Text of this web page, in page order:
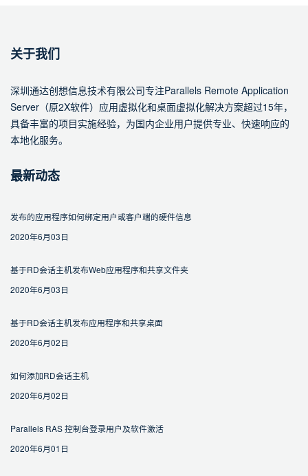
关于我们
深圳通达创想信息技术有限公司专注Parallels Remote Application
Server（原2X软件）应用虚拟化和桌面虚拟化解决方案超过15年，
具备丰富的项目实施经验，为国内企业用户提供专业、快速响应的
本地化服务。
最新动态
发布的应用程序如何绑定用户或客户端的硬件信息
2020年6月03日
基于RD会话主机发布Web应用程序和共享文件夹
2020年6月03日
基于RD会话主机发布应用程序和共享桌面
2020年6月02日
如何添加RD会话主机
2020年6月02日
Parallels RAS 控制台登录用户及软件激活
2020年6月01日